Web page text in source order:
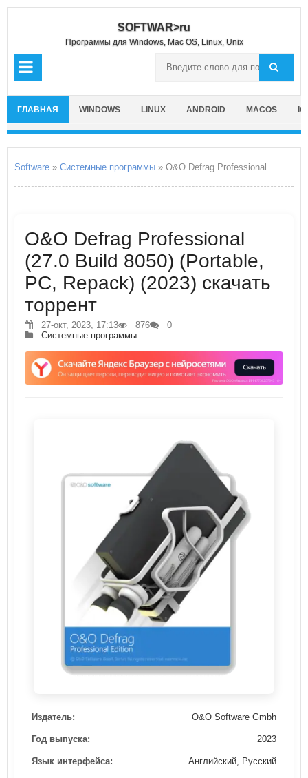
SOFTWAR>ru
Программы для Windows, Mac OS, Linux, Unix
ГЛАВНАЯ WINDOWS LINUX ANDROID MACOS
Software » Системные программы » O&O Defrag Professional
O&O Defrag Professional
(27.0 Build 8050) (Portable,
PC, Repack) (2023) скачать
торрент
27-окт, 2023, 17:13 876
0
Системные программы
Издатель: O&O Software Gmbh
Год выпуска: 2023
Язык интерфейса: Английский, Русский